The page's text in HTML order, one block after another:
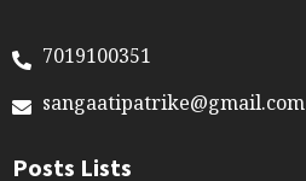
7019100351
sangaatipatrike@gmail.com
Posts Lists